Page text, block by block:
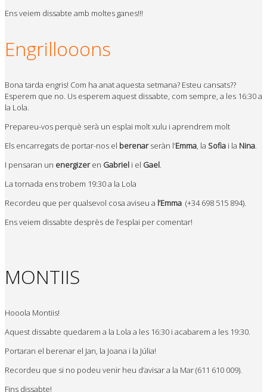
Ens veiem dissabte amb moltes ganes!!!
Engrillooons
Bona tarda engris! Com ha anat aquesta setmana? Esteu cansats??
Esperem que no. Us esperem aquest dissabte, com sempre, a les 16:30 a
la Lola.
Prepareu-vos perquè serà un esplai molt xulu i aprendrem molt
Els encarregats de portar-nos el berenarseràn l’Emma, la Sofia i la Nina.
I pensaran un energizeren Gabriel i el Gael.
La tornada ens trobem 19:30 a la Lola
Recordeu que per qualsevol cosa aviseu a l’Emma (+34 698 515 894).
Ens veiem dissabte desprès de l’esplai per comentar!
MONTIIS
Hooola Montiis!
Aquest dissabte quedarem a la Lola a les 16:30 i acabarem a les 19:30.
Portaran el berenar el Jan, la Joana i la Júlia!
Recordeu que si no podeu venir heu d’avisar a la Mar (611 610 009).
Fins dissabte!